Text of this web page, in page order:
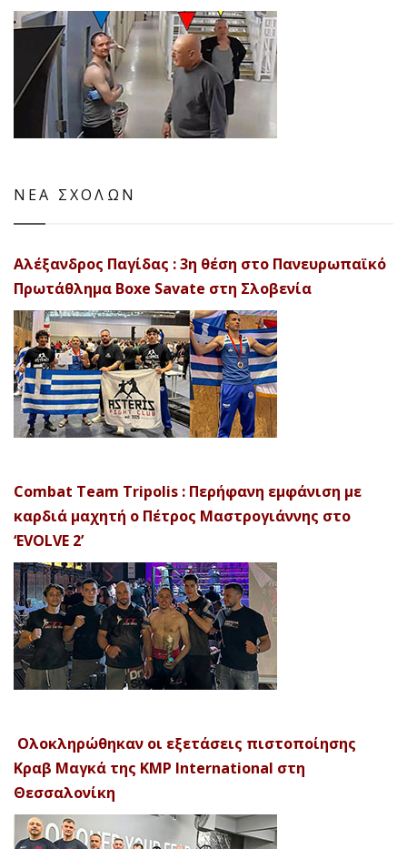
ΝΕΑ ΣΧΟΛΩΝ
Αλέξανδρος Παγίδας : 3η θέση στο Πανευρωπαϊκό
Πρωτάθλημα Boxe Savate στη Σλοβενία
Combat Team Tripolis : Περήφανη εμφάνιση με
καρδιά μαχητή ο Πέτρος Μαστρογιάννης στο
‘EVOLVE 2’
Ολοκληρώθηκαν οι εξετάσεις πιστοποίησης
Κραβ Μαγκά της KMP International στη
Θεσσαλονίκη